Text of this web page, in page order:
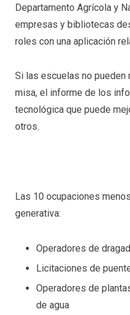
Departamento Agrícola y
empresas y bibliotecas
roles con una aplicación
Si las escuelas no pueden
misa, el informe de los
tecnológica que puede
otros.
Las 10 ocupaciones
generativa:
Operadores de
Licitaciones de
Operadores de
de agua